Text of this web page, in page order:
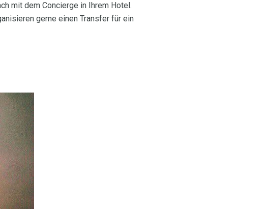
mit dem Concierge in Ihrem Hotel.
gerne einen Transfer für ein